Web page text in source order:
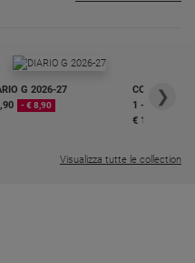
G 2026-27
- € 8,90
COLLANA
1 - 2
€ 18,50
❯
Visualizza tutte le collection